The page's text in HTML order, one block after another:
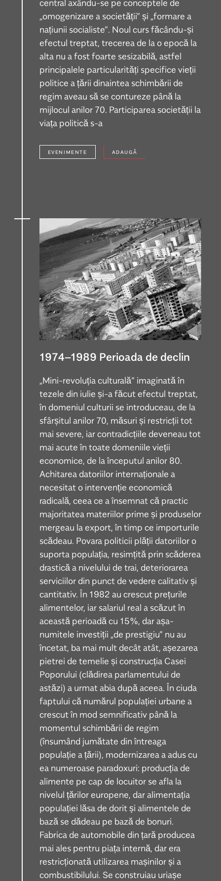
„omogenizare a societății” și „formare a
națiunii socialiste”. Noul curs făcându-și
efectul treptat, trecerea de la o epocă la
alta nu a fost foarte sesizabilă, astfel
principalele particularități specifice vieții
politice a țării dinaintea schimbării de
regim aveau să se contureze până la
mijlocul anilor 70. Participarea societății la
viața politică s-a
EVENIMENTE ADAUGĂ
1974–1989 Perioada de declin
„Mini-revoluția culturală” imaginată în
tezele din iulie și-a făcut efectul treptat,
în domeniul culturii se introduceau, de la
sfârșitul anilor 70, măsuri și restricții tot
mai severe, iar contradicțiile deveneau tot
mai acute în toate domeniile vieții
economice, de la începutul anilor 80.
Achitarea datoriilor internaționale a
necesitat o intervenție economică
radicală, ceea ce a însemnat că practic
majoritatea materiilor prime și produselor
mergeau la export, în timp ce importurile
scădeau. Povara politicii plății datoriilor o
suporta populația, resimțită prin scăderea
drastică a nivelului de trai, deteriorarea
serviciilor din punct de vedere calitativ și
cantitativ. În 1982 au crescut prețurile
alimentelor, iar salariul real a scăzut în
această perioadă cu 15%, dar așa-
numitele investiții „de prestigiu” nu au
încetat, ba mai mult decât atât, așezarea
pietrei de temelie și construcția Casei
Poporului (clădirea parlamentului de
astăzi) a urmat abia după aceea. În ciuda
faptului că numărul populației urbane a
crescut în mod semnificativ până la
momentul schimbării de regim
(însumând jumătate din întreaga
populație a țării), modernizarea a adus cu
ea numeroase paradoxuri: producția de
alimente pe cap de locuitor se afla la
nivelul țărilor europene, dar alimentația
populației lăsa de dorit și alimentele de
bază se dădeau pe bază de bonuri.
Fabrica de automobile din țară producea
mai ales pentru piața internă, dar era
restricționată utilizarea mașinilor și a
combustibilului. Se construiau uriașe